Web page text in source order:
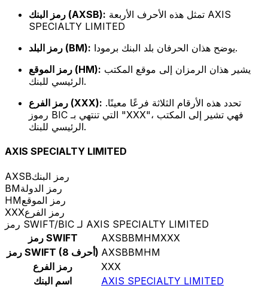
رمز البنك (AXSB):
SPECIALTY LIMITED
رمز البلد (BM):
يوضح هذان الحرفان بلد البنك برمودا.
رمز الموقع (HM):
الرئيسي للبنك.
رمز الفرع (XXX):
رموز BIC التي تنتهي بـ "XXX"، فهي تشير إلى المكتب
الرئيسي للبنك.
AXIS SPECIALTY LIMITED
AXSBرمز البنك
BMرمز الدولة
HMرمز الموقع
XXXرمز الفرع
رمز SWIFT/BIC لـ AXIS SPECIALTY LIMITED
رمز SWIFT
AXSBBMHMXXX
رمز SWIFT (8 أحرف) AXSBBMHM
رمز الفرع
XXX
اسم البنك
AXIS SPECIALTY LIMITED